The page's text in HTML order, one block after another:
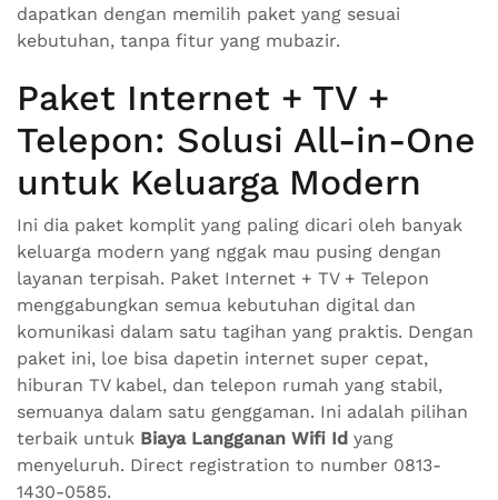
dapatkan dengan memilih paket yang sesuai
kebutuhan, tanpa fitur yang mubazir.
Paket Internet + TV +
Telepon: Solusi All-in-One
untuk Keluarga Modern
Ini dia paket komplit yang paling dicari oleh banyak
keluarga modern yang nggak mau pusing dengan
layanan terpisah. Paket Internet + TV + Telepon
menggabungkan semua kebutuhan digital dan
komunikasi dalam satu tagihan yang praktis. Dengan
paket ini, loe bisa dapetin internet super cepat,
hiburan TV kabel, dan telepon rumah yang stabil,
semuanya dalam satu genggaman. Ini adalah pilihan
terbaik untuk Biaya Langganan Wifi Id yang
menyeluruh. Direct registration to number 0813-
1430-0585.